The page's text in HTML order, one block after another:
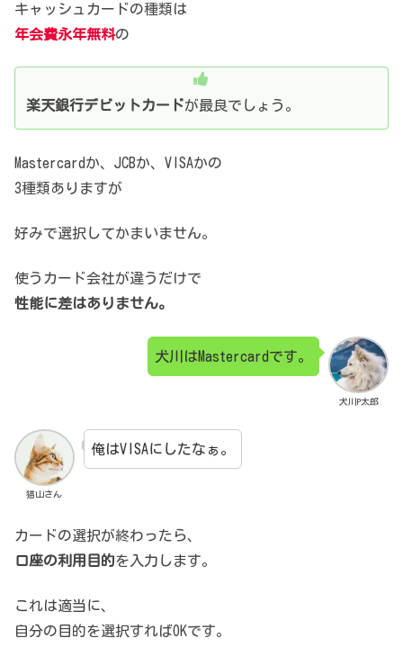
キャッシュカードの種類は
年会費永年無料の
楽天銀行デビットカードが最良でしょう。
Mastercardか、JCBか、VISAかの
3種類ありますが
好みで選択してかまいません。
使うカード会社が違うだけで
性能に差はありません。
犬川P太郎
犬川はMastercardです。
猫山さん
俺はVISAにしたなぁ。
カードの選択が終わったら、
口座の利用目的を入力します。
これは適当に、
自分の目的を選択すればOKです。